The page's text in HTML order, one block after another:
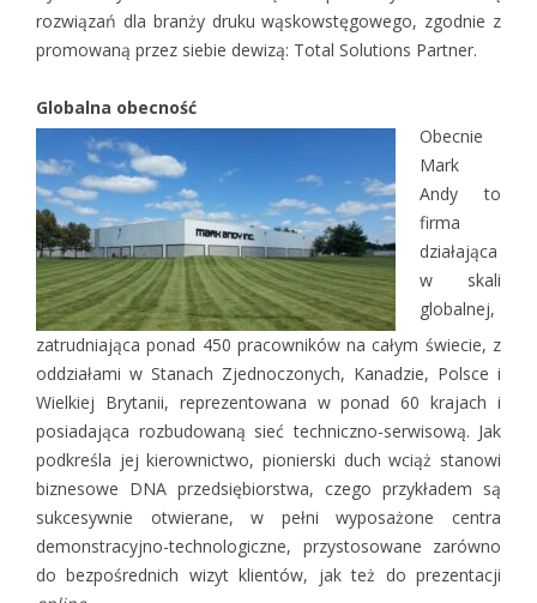
rozwiązań dla branży druku wąskowstęgowego, zgodnie z
promowaną przez siebie dewizą: Total Solutions Partner.
Globalna obecność
Obecnie
Mark
Andy to
firma
działająca
w skali
globalnej,
zatrudniająca ponad 450 pracowników na całym świecie, z
oddziałami w Stanach Zjednoczonych, Kanadzie, Polsce i
Wielkiej Brytanii, reprezentowana w ponad 60 krajach i
posiadająca rozbudowaną sieć techniczno-serwisową. Jak
podkreśla jej kierownictwo, pionierski duch wciąż stanowi
biznesowe DNA przedsiębiorstwa, czego przykładem są
sukcesywnie otwierane, w pełni wyposażone centra
demonstracyjno-technologiczne, przystosowane zarówno
do bezpośrednich wizyt klientów, jak też do prezentacji